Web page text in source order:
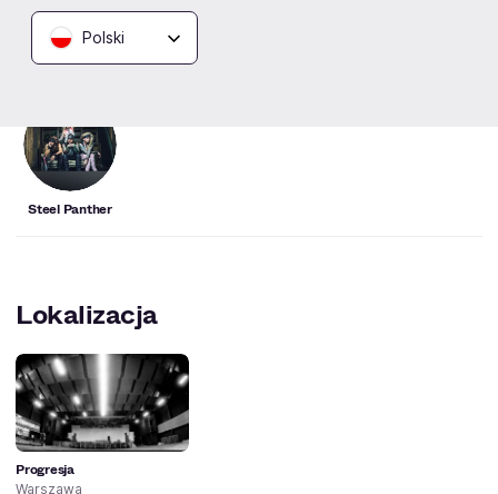
Polski
Artyści
Steel Panther
Lokalizacja
Progresja
Warszawa